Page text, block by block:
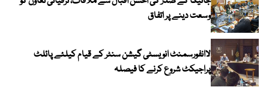
وسعت دینے پر اتفاق
لاانفورسمنٹ انویسٹی گیشن سنٹر کے قیام کیلئے پائلٹ
پراجیکٹ شروع کرنے کا فیصلہ